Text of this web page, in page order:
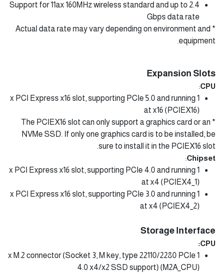
Support for 11ax 160MHz wireless standard and up to 2.4
Gbps data rate
* Actual data rate may vary depending on environment and
equipment.
Expansion Slots
CPU
:
1 x PCI Express x16 slot, supporting PCIe 5.0 and running
at x16 (PCIEX16)
* The PCIEX16 slot can only support a graphics card or an
NVMe SSD. If only one graphics card is to be installed, be
sure to install it in the PCIEX16 slot.
Chipset
:
1 x PCI Express x16 slot, supporting PCIe 4.0 and running
at x4 (PCIEX4_1)
1 x PCI Express x16 slot, supporting PCIe 3.0 and running
at x4 (PCIEX4_2)
Storage Interface
CPU
:
1 x M.2 connector (Socket 3, M key, type 22110/2280 PCIe
4.0 x4/x2 SSD support) (M2A_CPU)